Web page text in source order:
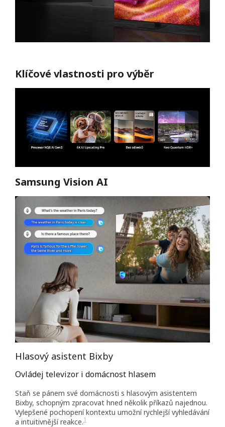
Klíčové vlastnosti pro výběr
Samsung Vision AI
Hlasový asistent Bixby
Ovládej televizor i domácnost hlasem
Staň se pánem své domácnosti s hlasovým asistentem
Bixby, schopným zpracovat hned několik příkazů najednou.
Vylepšené pochopení kontextu umožní rychlejší vyhledávání
a intuitivnější reakce.1